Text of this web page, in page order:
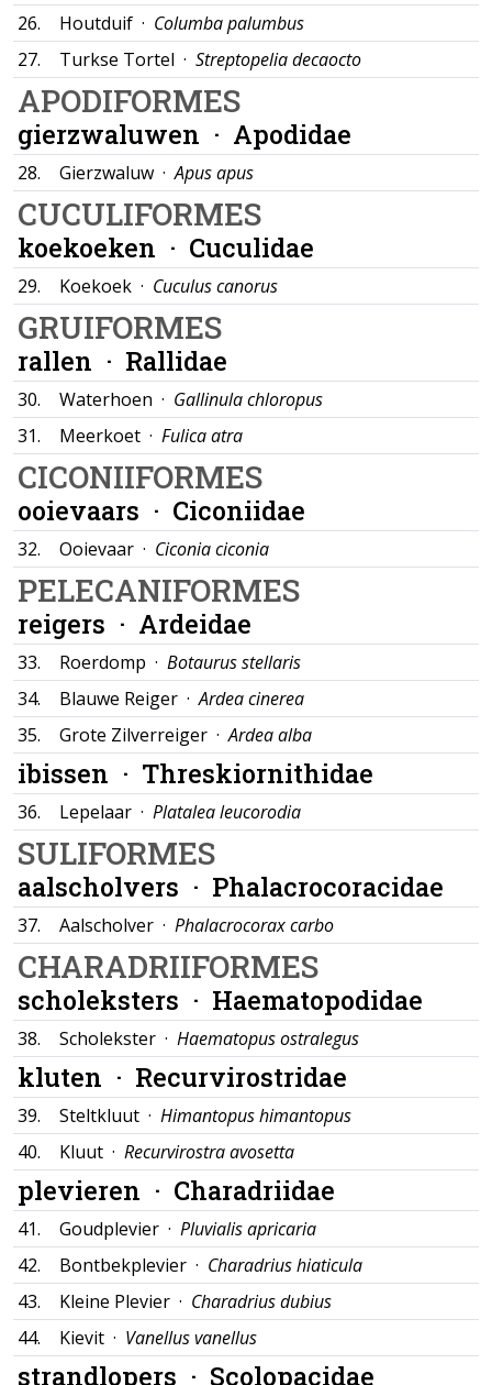
26.
Houtduif · Columba palumbus
27.
Turkse Tortel · Streptopelia decaocto
APODIFORMES
gierzwaluwen · Apodidae
28. Gierzwaluw ·Apus apus
CUCULIFORMES
koekoeken · Cuculidae
29. Koekoek · Cuculus canorus
GRUIFORMES
rallen · Rallidae
30. Waterhoen · Gallinula chloropus
31.
Meerkoet · Fulica atra
CICONIIFORMES
ooievaars · Ciconiidae
32. Ooievaar · Ciconia ciconia
PELECANIFORMES
reigers · Ardeidae
33. Roerdomp · Botaurus stellaris
34.
Blauwe Reiger ·Ardea cinerea
35.
Grote Zilverreiger ·Ardea alba
ibissen · Threskiornithidae
36. Lepelaar · Platalea leucorodia
SULIFORMES
aalscholvers · Phalacrocoracidae
37. Aalscholver · Phalacrocorax carbo
CHARADRIIFORMES
scholeksters · Haematopodidae
38. Scholekster · Haematopus ostralegus
kluten · Recurvirostridae
39. Steltkluut · Himantopus himantopus
40.
Kluut · Recurvirostra avosetta
plevieren · Charadriidae
41. Goudplevier · Pluvialis apricaria
42.
Bontbekplevier · Charadrius hiaticula
43.
Kleine Plevier · Charadrius dubius
44.
Kievit · Vanellus vanellus
strandlopers · Scolopacidae